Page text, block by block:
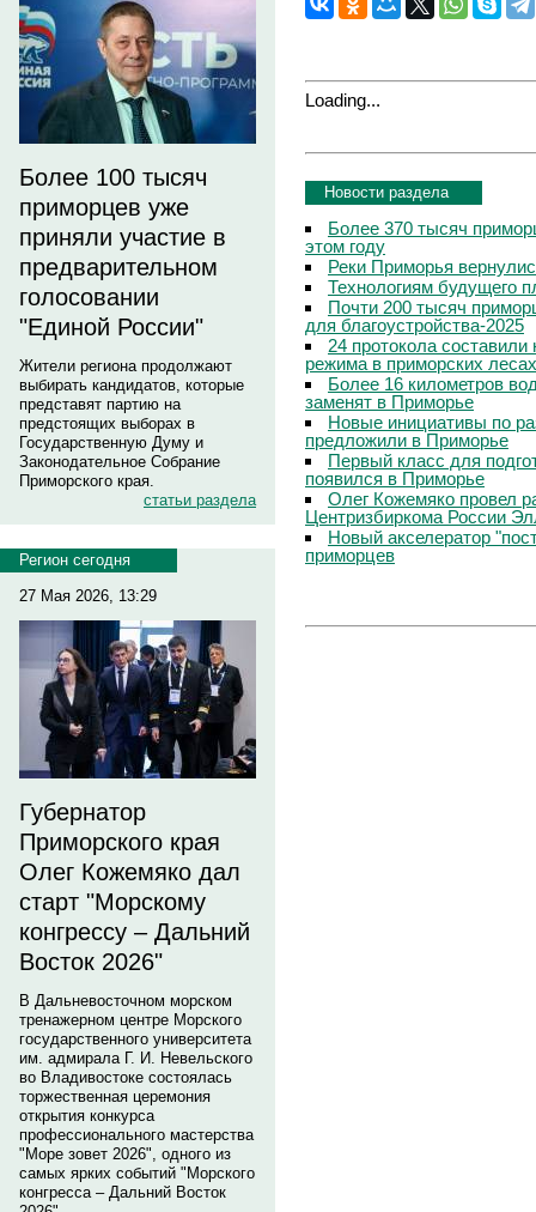
Более 100 тысяч
приморцев уже
приняли участие в
предварительном
голосовании
"Единой России"
Жители региона продолжают
выбирать кандидатов, которые
представят партию на
предстоящих выборах в
Государственную Думу и
Законодательное Собрание
Приморского края.
статьи раздела
Регион сегодня
27 Мая 2026, 13:29
Губернатор
Приморского края
Олег Кожемяко дал
старт "Морскому
конгрессу – Дальний
Восток 2026"
В Дальневосточном морском
тренажерном центре Морского
государственного университета
им. адмирала Г. И. Невельского
во Владивостоке состоялась
торжественная церемония
открытия конкурса
профессионального мастерства
"Море зовет 2026", одного из
самых ярких событий "Морского
конгресса – Дальний Восток
Loading...
Новости раздела
Более 370 тысяч
этом году
Реки Приморья
Технологиям будущего
Почти 200 тысяч
для благоустройства-2025
24 протокола
режима в приморских лесах
Более 16 километров
заменят в Приморье
Новые инициативы по
предложили в Приморье
Первый класс для
появился в Приморье
Олег Кожемяко провел
Центризбиркома России
Новый акселератор
приморцев